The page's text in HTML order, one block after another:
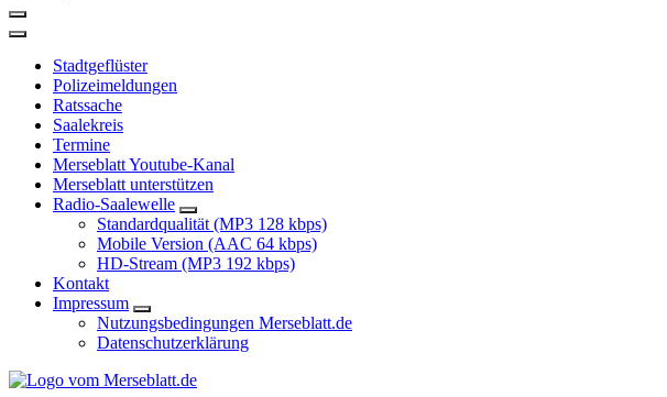
Stadtgeflüster
Polizeimeldungen
Ratssache
Saalekreis
Termine
Merseblatt Youtube-Kanal
Merseblatt unterstützen
Radio-Saalewelle
Standardqualität (MP3 128 kbps)
Mobile Version (AAC 64 kbps)
HD-Stream (MP3 192 kbps)
Kontakt
Impressum
Nutzungsbedingungen Merseblatt.de
Datenschutzerklärung